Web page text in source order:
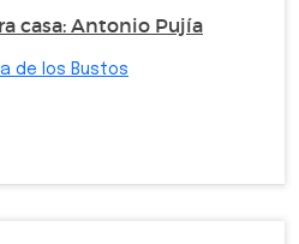
casa: Antonio Pujía
de los Bustos